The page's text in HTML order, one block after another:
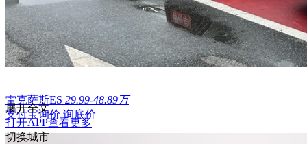
雷克萨斯ES 29.99-48.89万
支付宝询价 询底价
展开全文
打开APP查看更多
切换城市